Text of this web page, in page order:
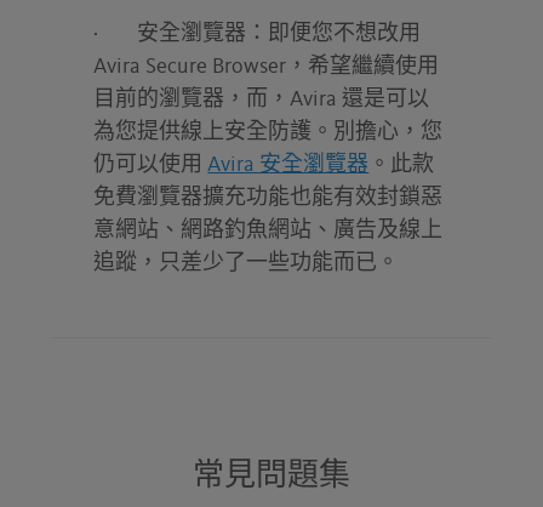
· 安全瀏覽器： 即便您不想改用
Avira Secure Browser，希望繼續使用
目前的瀏覽器，而，Avira 還是可以
為您提供線上安全防護。別擔心，您
仍可以使用Avira 安全瀏覽器 。此款
免費瀏覽器擴充功能也能有效封鎖惡
意網站、網路釣魚網站、廣告及線上
追蹤，只差少了一些功能而已。
常見問題集